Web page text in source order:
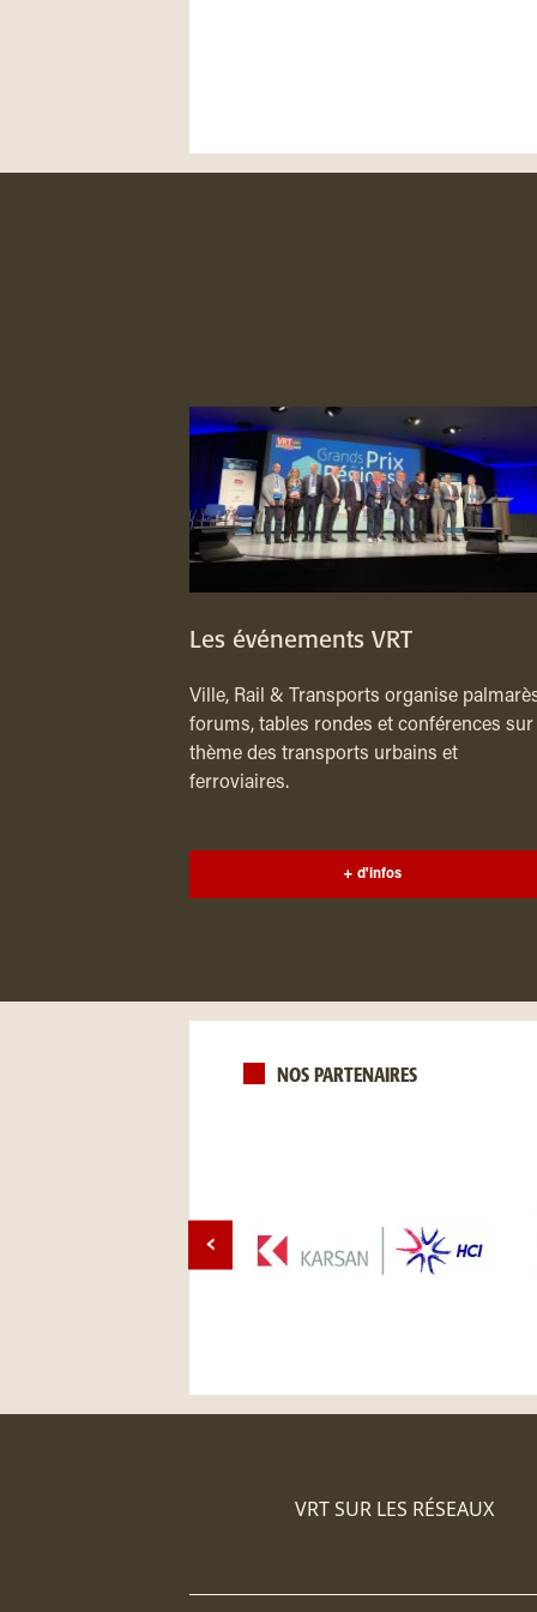
Les événements VRT
Ville, Rail & Transports organise
forums, tables rondes et conférences sur
thème des transports urbains et
ferroviaires.
+ d'infos
NOS PARTENAIRES
VRT SUR LES RÉSEAUX